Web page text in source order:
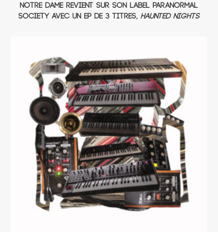
Notre Dame revient sur son label Paranormal
Society avec un EP de 3 titres, Haunted Nights